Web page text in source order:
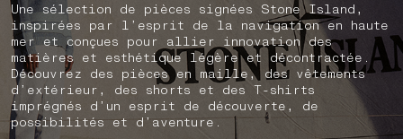
Une sélection de pièces signées Stone Island,
inspirées par l’esprit de la navigation en haute
mer et conçues pour allier innovation des
matières et esthétique légère et décontractée.
Découvrez des pièces en maille, des vêtements
d’extérieur, des shorts et des T-shirts
imprégnés d’un esprit de découverte, de
possibilités et d’aventure.